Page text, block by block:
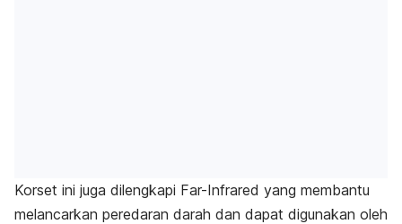
Korset ini juga dilengkapi Far-Infrared yang membantu
melancarkan peredaran darah dan dapat digunakan oleh